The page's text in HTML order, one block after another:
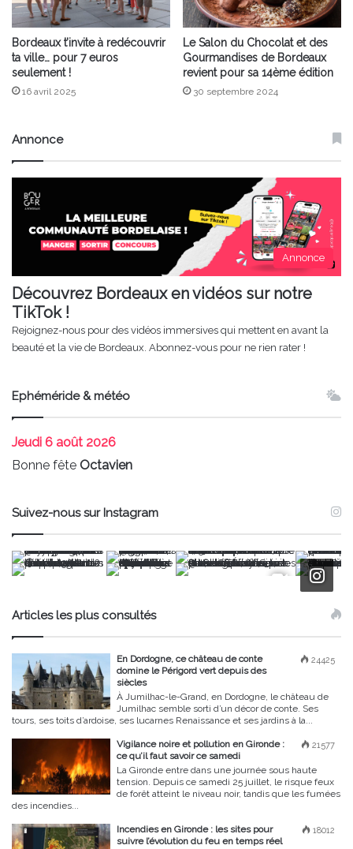
Bordeaux t’invite à redécouvrir
ta ville… pour 7 euros
seulement !
16 avril 2025
Le Salon du Chocolat et des
Gourmandises de Bordeaux
revient pour sa 14ème édition
30 septembre 2024
Annonce
Annonce
Découvrez Bordeaux en vidéos sur notre
TikTok !
Rejoignez-nous pour des vidéos immersives qui mettent en avant la
beauté et la vie de Bordeaux. Abonnez-vous pour ne rien rater !
Ephéméride & météo
Jeudi 6 août 2026
Bonne fête Octavien
Suivez-nous sur Instagram
Articles les plus consultés
24425
En Dordogne, ce château de conte
domine le Périgord vert depuis des
siècles
À Jumilhac-le-Grand, en Dordogne, le château de
Jumilhac semble sorti d’un décor de conte. Ses
tours, ses toits d’ardoise, ses lucarnes Renaissance et ses jardins à la...
21577
Vigilance noire et pollution en Gironde :
ce qu’il faut savoir ce samedi
La Gironde entre dans une journée sous haute
tension. Depuis ce samedi 25 juillet, le risque feux
de forêt atteint le niveau noir, tandis que les fumées
des incendies...
18012
Incendies en Gironde : les sites pour
suivre l’évolution du feu en temps réel